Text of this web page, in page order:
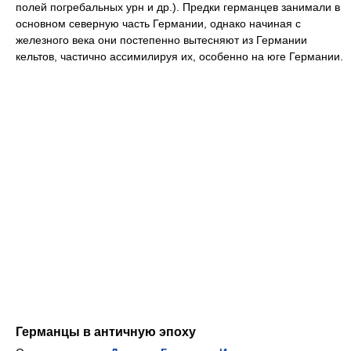
полей погребальных урн и др.). Предки германцев занимали в
основном северную часть Германии, однако начиная с
железного века они постепенно вытесняют из Германии
кельтов, частично ассимилируя их, особенно на юге Германии.
Германцы в античную эпоху